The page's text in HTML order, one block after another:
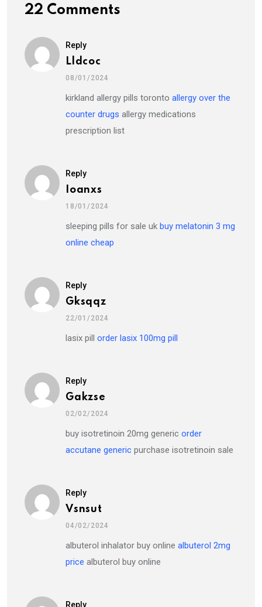
22 Comments
Reply
Lldcoc
08/01/2024
kirkland allergy pills toronto allergy over the
counter drugs allergy medications
prescription list
Reply
Ioanxs
18/01/2024
sleeping pills for sale uk buy melatonin 3 mg
online cheap
Reply
Gksqqz
22/01/2024
lasix pill order lasix 100mg pill
Reply
Gakzse
02/02/2024
buy isotretinoin 20mg generic order
accutane generic purchase isotretinoin sale
Reply
Vsnsut
04/02/2024
albuterol inhalator buy online albuterol 2mg
price albuterol buy online
Reply